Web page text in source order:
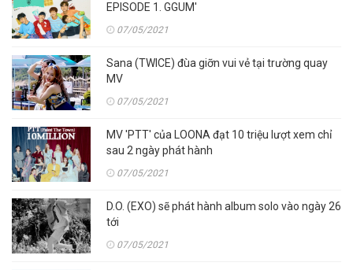
EPISODE 1. GGUM'
07/05/2021
Sana (TWICE) đùa giỡn vui vẻ tại trường quay
MV
07/05/2021
MV 'PTT' của LOONA đạt 10 triệu lượt xem chỉ
sau 2 ngày phát hành
07/05/2021
D.O. (EXO) sẽ phát hành album solo vào ngày 26
tới
07/05/2021